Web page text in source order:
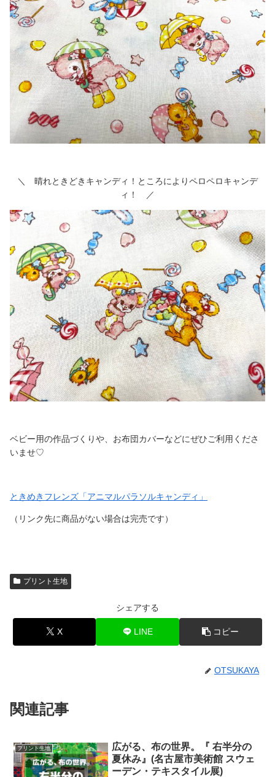
＼ 晴れときどきキャンディ！ところによりペロペロキャンデ
ィ！ ／
ベビー用の作品づくりや、お布団カバーなどにぜひご利用くださ
いませ♡
ときめきフレンズ「アニマルパラソルキャンディ」
（リンク先に商品がない場合は完売です）
プリント生地
シェアする
X LINE コピー
OTSUKAYA
関連記事
プリント生地
広がる、布の世界。『 右半分の
夏休み』(名古屋市美術館 スウェ
ーデン・テキスタイル展)